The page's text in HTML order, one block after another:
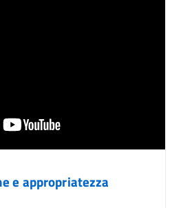
e appropriatezza